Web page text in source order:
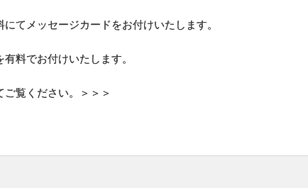
てメッセージカードをお付けいたします。
料でお付けいたします。
覧ください。＞＞＞